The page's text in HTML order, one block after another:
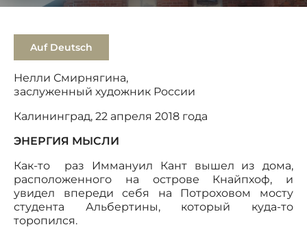
Auf Deutsch
Нелли Смирнягина,
заслуженный художник России
Калининград, 22 апреля 2018 года
ЭНЕРГИЯ МЫСЛИ
Как-то раз Иммануил Кант вышел из дома,
расположенного на острове Кнайпхоф, и
увидел впереди себя на Потроховом мосту
студента Альбертины, который куда-то
торопился.